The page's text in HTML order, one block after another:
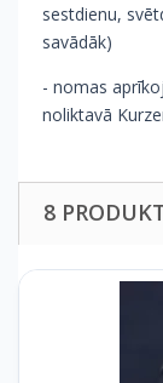
sestdienu,
savādāk)
- nomas
noliktavā
8